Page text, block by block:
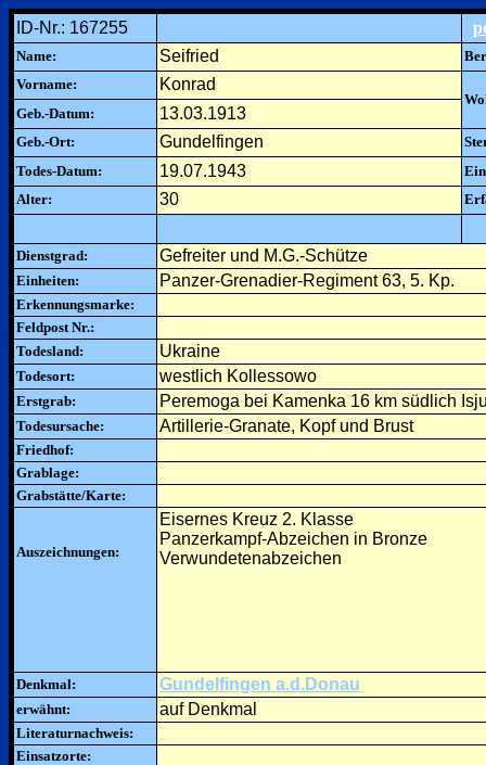
ID-Nr.: 167255
Name: Seifried
Vorname:
Konrad
Geb.-Datum:
13.03.1913
Geb.-Ort: Gundelfingen
Todes-Datum:
19.07.1943
Alter:
30
Dienstgrad: Gefreiter und M.G.-Schütze
Einheiten: Panzer-Grenadier-Regiment 63, 5. Kp.
Erkennungsmarke:
Feldpost Nr.:
Todesland:
Ukraine
Todesort: westlich Kollessowo
Erstgrab: Peremoga bei Kamenka 16 km südlich
Todesursache: Artillerie-Granate, Kopf und Brust
Friedhof:
Grablage:
Grabstätte/Karte:
Auszeichnungen:
Eisernes Kreuz 2. Klasse
Panzerkampf-Abzeichen in Bronze
Verwundetenabzeichen
Denkmal: Gundelfingen a.d.Donau
erwähnt: auf Denkmal
Literaturnachweis:
Einsatzorte: